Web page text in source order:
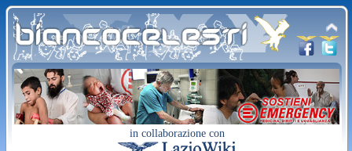
in collaborazione con